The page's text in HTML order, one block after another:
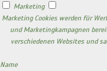
Marketing
Marketing Cookies werden für
und Marketingkampagnen
verschiedenen Websites und
Name